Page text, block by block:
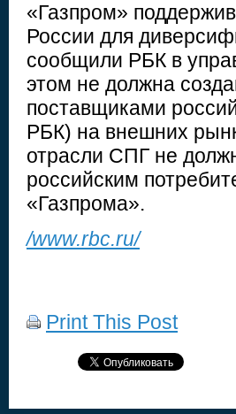
«Газпром»
России для
сообщили РБК в
этом не должна
поставщиками
РБК) на внешних
отрасли СПГ не
российским
«Газпрома».
/www.rbc.ru/
Print This Post